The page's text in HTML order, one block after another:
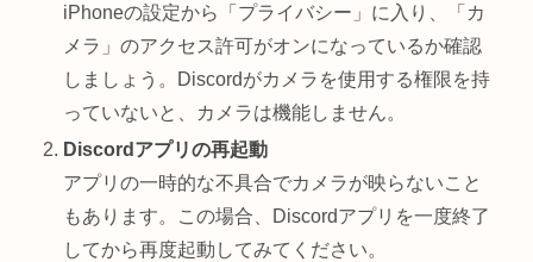
iPhoneの設定から「プライバシー」に入り、「カ
メラ」のアクセス許可がオンになっているか確認
しましょう。Discordがカメラを使用する権限を持
っていないと、カメラは機能しません。
Discordアプリの再起動
アプリの一時的な不具合でカメラが映らないこと
もあります。この場合、Discordアプリを一度終了
してから再度起動してみてください。